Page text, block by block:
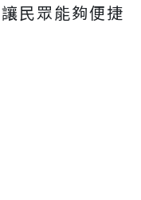
民眾能夠便捷